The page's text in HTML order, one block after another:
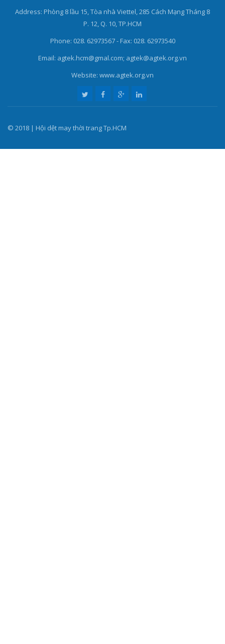
Address: Phòng 8 lầu 15, Tòa nhà Viettel, 285 Cách Mạng Tháng 8
P. 12, Q. 10, TP.HCM
Phone: 028. 62973567 - Fax: 028. 62973540
Email: agtek.hcm@gmal.com; agtek@agtek.org.vn
Website: www.agtek.org.vn
© 2018 | Hội dệt may thời trang Tp.HCM